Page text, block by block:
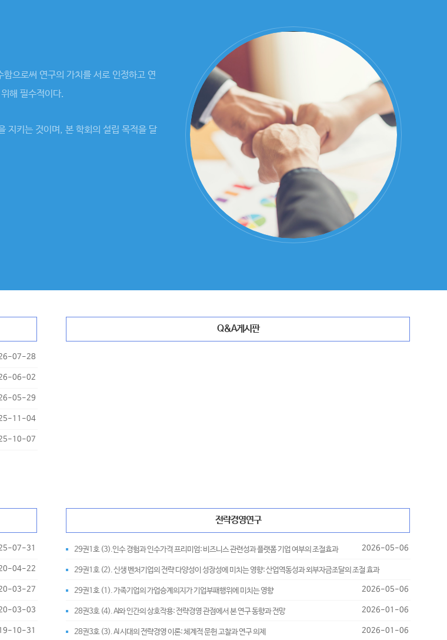
으로써 연구의 가치를 서로 인정하고 연
해 필수적이다.
지키는 것이며, 본 학회의 설립 목적을 달
07-28
06-02
05-29
11-04
10-07
Q&A게시판
07-31
04-22
03-27
03-03
10-31
전략경영연구
29권1호 (3).인수 경험과 인수가격 프리미엄: 비즈니스 관련성과 플랫폼 기업 여부의 조절효과 2026-05-06
29권1호 (2). 신생 벤처기업의 전략 다양성이 성장성에 미치는 영향: 산업역동성과 외부자금조달의 조절 효과
2026-05-06
29권1호 (1). 가족기업의 가업승계의지가 기업부패행위에 미치는 영향 2026-05-06
28권3호 (4). AI와 인간의 상호작용: 전략경영 관점에서 본 연구 동향과 전망 2026-01-06
28권3호 (3). AI 시대의 전략경영 이론: 체계적 문헌 고찰과 연구 의제 2026-01-06